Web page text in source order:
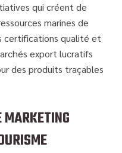
qui créent de
marines de
certifications qualité et
export lucratifs
des produits traçables
MARKETING